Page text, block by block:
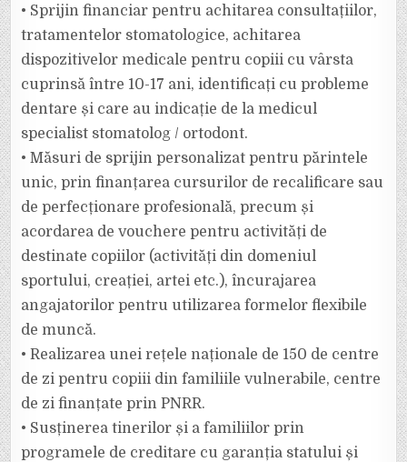
• Sprijin financiar pentru achitarea consultațiilor,
tratamentelor stomatologice, achitarea
dispozitivelor medicale pentru copiii cu vârsta
cuprinsă între 10-17 ani, identificați cu probleme
dentare și care au indicație de la medicul
specialist stomatolog / ortodont.
• Măsuri de sprijin personalizat pentru părintele
unic, prin finanțarea cursurilor de recalificare sau
de perfecționare profesională, precum și
acordarea de vouchere pentru activități de
destinate copiilor (activități din domeniul
sportului, creației, artei etc.), încurajarea
angajatorilor pentru utilizarea formelor flexibile
de muncă.
• Realizarea unei rețele naționale de 150 de centre
de zi pentru copiii din familiile vulnerabile, centre
de zi finanțate prin PNRR.
• Susținerea tinerilor și a familiilor prin
programele de creditare cu garanția statului și